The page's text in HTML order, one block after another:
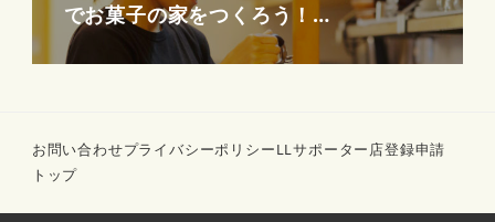
でお菓子の家をつくろう！…
お問い合わせプライバシーポリシーLLサポーター店登録申請
トップ